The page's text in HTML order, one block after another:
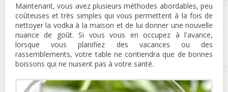
Maintenant, vous avez plusieurs méthodes abordables, peu
coûteuses et très simples qui vous permettent à la fois de
nettoyer la vodka à la maison et de lui donner une nouvelle
nuance de goût. Si vous vous en occupez à l'avance,
lorsque vous planifiez des vacances ou des
rassemblements, votre table ne contiendra que de bonnes
boissons qui ne nuisent pas à votre santé.